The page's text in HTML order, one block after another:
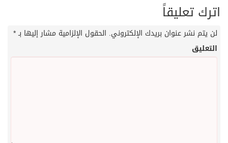
اترك تعليقاً
لن يتم نشر عنوان بريدك الإلكتروني. الحقول الإلزامية مشار إليها بـ*
التعليق